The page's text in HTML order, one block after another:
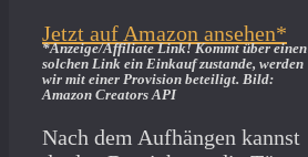
Jetzt auf Amazon ansehen*
*Anzeige/Affiliate Link! Kommt über einen
solchen Link ein Einkauf zustande, werden
wir mit­ einer Provision beteiligt. Bild:
Amazon Creators API
Nach dem Aufhängen kannst